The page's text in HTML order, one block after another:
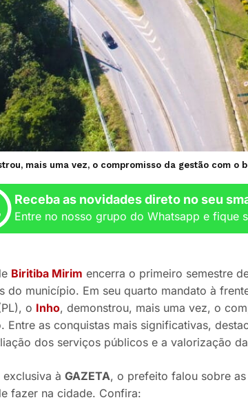
mais uma vez, o compromisso da gestão com o
Receba as novidades direto no seu
Entre no nosso grupo do Whatsapp e fique
Biritiba Mirim encerra o primeiro semestre
do município. Em seu quarto mandato à
o Inho, demonstrou, mais uma vez, o
Entre as conquistas mais significativas,
dos serviços públicos e a valorização
exclusiva à GAZETA, o prefeito falou sobre
fazer na cidade. Confira: